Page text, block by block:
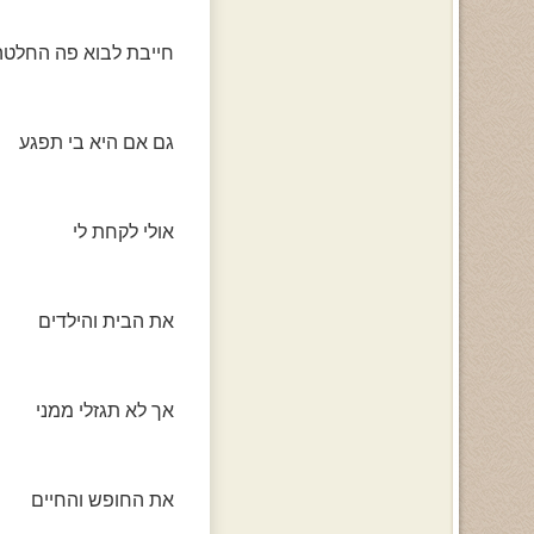
חייבת לבוא פה
גם אם היא בי תפגע
אולי לקחת לי
את הבית והילדים
אך לא תגזלי ממני
את החופש והחיים